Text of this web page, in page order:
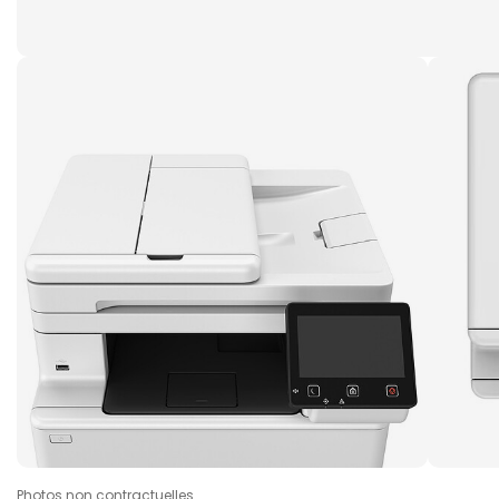
Photos non contractuelles